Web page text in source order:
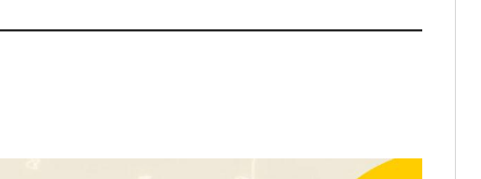
creadas por y para mayores de 50